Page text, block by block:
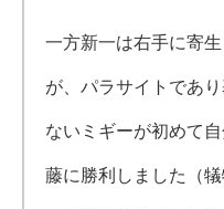
一方新一は右手に寄
が、パラサイトであ
ないミギーが初めて
藤に勝利しました（